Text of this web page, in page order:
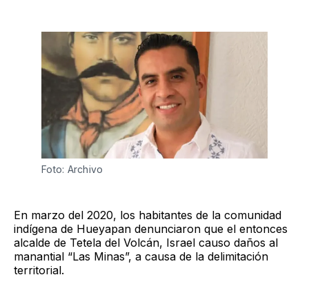
Foto: Archivo
En marzo del 2020, los habitantes de la comunidad
indígena de Hueyapan denunciaron que el entonces
alcalde de Tetela del Volcán, Israel causo daños al
manantial “Las Minas”, a causa de la delimitación
territorial.